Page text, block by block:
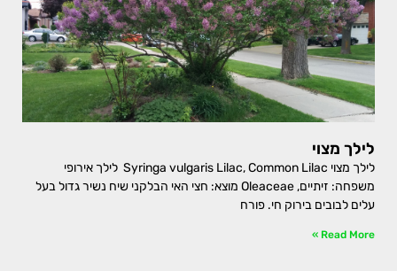
לילך מצוי
לילך מצוי Syringa vulgaris Lilac, Common Lilac לילך אירופי
משפחה: זיתיים, Oleaceae מוצא: חצי האי הבלקני שיח נשיר גדול בעל
עלים לבובים בירוק חי. פורח
Read More »